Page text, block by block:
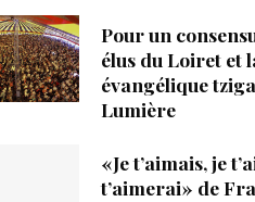
Pour un
élus du Loiret et
évangélique
Lumière
«Je t’aimais, je
t’aimerai» de